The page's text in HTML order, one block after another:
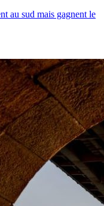
au sud mais gagnent le